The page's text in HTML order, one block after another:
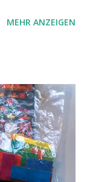
MEHR ANZEIGEN